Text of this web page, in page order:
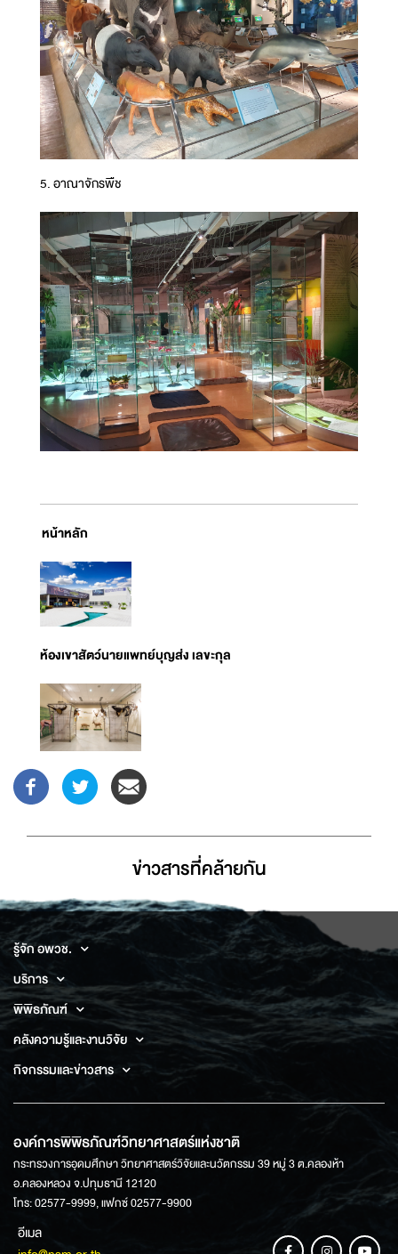
5. อาณาจักรพืช
หน้าหลัก
ห้องเขาสัตว์นายแพทย์บุญส่ง เลขะกุล
ข่าวสารที่่คล้ายกัน
รู้จัก อพวช.
บริการ
พิพิธภัณฑ์
คลังความรู้และงานวิจัย
กิจกรรมและข่าวสาร
องค์การพิพิธภัณฑ์วิทยาศาสตร์แห่งชาติ
กระทรวงการอุดมศึกษา วิทยาศาสตร์วิจัยและนวัตกรรม 39 หมู่ 3 ต.คลองห้า
อ.คลองหลวง จ.ปทุมธานี 12120
โทร: 02577-9999, แฟกซ์ 02577-9900
อีเมล